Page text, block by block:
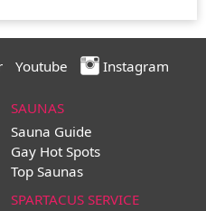
Youtube Instagram
SAUNAS
Sauna Guide
Gay Hot Spots
Top Saunas
SPARTACUS SERVICE